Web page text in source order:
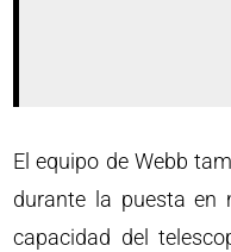
El equipo de Webb
durante la puesta en
capacidad del